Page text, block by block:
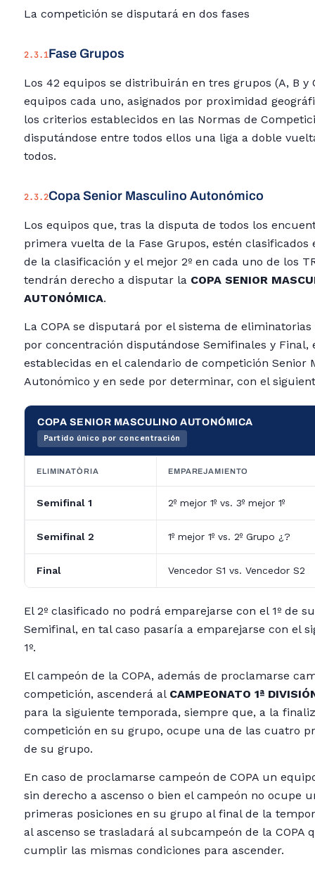
La competición se disputará en dos fases
2.3.1Fase Grupos
Los 42 equipos se distribuirán en tres grupos (A, B y
equipos cada uno, asignados por proximidad
los criterios establecidos en las Normas de
disputándose entre todos ellos una liga a doble
todos.
2.3.2Copa Senior Masculino Autonómico
Los equipos que, tras la disputa de todos los
primera vuelta de la Fase Grupos, estén clasificados
de la clasificación y el mejor 2º en cada uno de los
tendrán derecho a disputar la COPA SENIOR
AUTONÓMICA.
La COPA se disputará por el sistema de
por concentración disputándose Semifinales y Final,
establecidas en el calendario de competición Senior
Autonómico y en sede por determinar, con el
COPA SENIOR MASCULINO AUTONÓMICA
Partido único por concentración
ELIMINATÒRIA EMPAREJAMIENTO
Semifinal 1 2º mejor 1º vs. 3º mejor 1º
Semifinal 2 1º mejor 1º vs. 2º Grupo ¿?
Final Vencedor S1 vs. Vencedor S2
El 2º clasificado no podrá emparejarse con el 1º de
Semifinal, en tal caso pasaría a emparejarse con el
1º.
El campeón de la COPA, además de proclamarse
competición, ascenderá al CAMPEONATO 1ª
para la siguiente temporada, siempre que, a la
competición en su grupo, ocupe una de las cuatro
de su grupo.
En caso de proclamarse campeón de COPA un
sin derecho a ascenso o bien el campeón no ocupe
primeras posiciones en su grupo al final de la
al ascenso se trasladará al subcampeón de la COPA
cumplir las mismas condiciones para ascender.